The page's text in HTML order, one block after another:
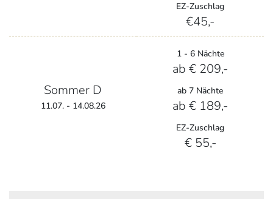
EZ-Zuschlag
€45,-
Sommer D
11.07. - 14.08.26
1 - 6 Nächte
ab € 209,-
ab 7 Nächte
ab € 189,-
EZ-Zuschlag
€ 55,-